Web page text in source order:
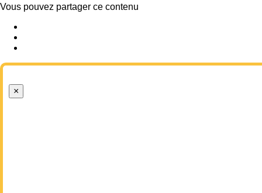
Vous pouvez partager ce contenu
×